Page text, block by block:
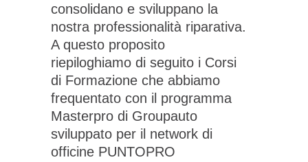
consolidano e sviluppano la
nostra professionalità riparativa.
A questo proposito
riepiloghiamo di seguito i Corsi
di Formazione che abbiamo
frequentato con il programma
Masterpro di Groupauto
sviluppato per il network di
officine PUNTOPRO